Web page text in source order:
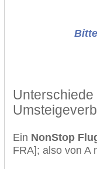
Ein NonStop
FRA]; also von A